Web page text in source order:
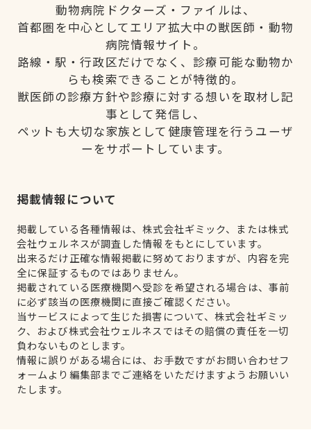
動物病院ドクターズ・ファイルは、
首都圏を中心としてエリア拡大中の獣医師・動物
病院情報サイト。
路線・駅・行政区だけでなく、診療可能な動物か
らも検索できることが特徴的。
獣医師の診療方針や診療に対する想いを取材し記
事として発信し、
ペットも大切な家族として健康管理を行うユーザ
ーをサポートしています。
掲載情報について
掲載している各種情報は、株式会社ギミック、または株式
会社ウェルネスが調査した情報をもとにしています。
出来るだけ正確な情報掲載に努めておりますが、内容を完
全に保証するものではありません。
掲載されている医療機関へ受診を希望される場合は、事前
に必ず該当の医療機関に直接ご確認ください。
当サービスによって生じた損害について、株式会社ギミッ
ク、および株式会社ウェルネスではその賠償の責任を一切
負わないものとします。
情報に誤りがある場合には、お手数ですがお問い合わせフ
ォームより編集部までご連絡をいただけますようお願いい
たします。